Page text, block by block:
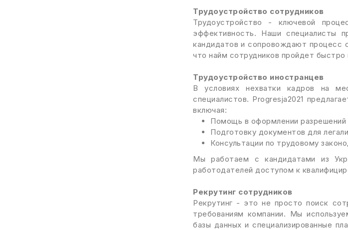
Трудоустройство сотрудников
Трудоустройство - ключевой
эффективность. Наши специалисты
кандидатов и сопровождают
что найм сотрудников пройдет
Трудоустройство иностранцев
В условиях нехватки кадров на
специалистов. Progresja2021
включая:
Помощь в оформлении разрешений
Подготовку документов для
Консультации по трудовому
Мы работаем с кандидатами из
работодателей доступом к
Рекрутинг сотрудников
Рекрутинг - это не просто поиск
требованиям компании. Мы
базы данных и специализированные